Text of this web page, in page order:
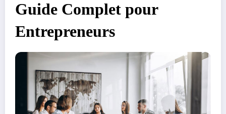
Guide Complet pour
Entrepreneurs